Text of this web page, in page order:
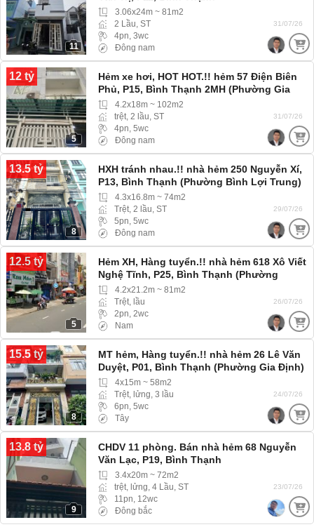
11
3.06x24m ~ 81m2
2 Lầu, ST
4pn, 3wc
Đông nam
31/07/26
12 tỷ
5
Hẻm xe hơi, HOT HOT.!! hẻm 57 Điện Biên
Phủ, P15, Bình Thạnh 2MH (Phường Gia
Định) hẻm rộng xe hơi 4 chỗ vào tới nhà
4.2x18m ~ 102m2
trệt, 2 lầu, ST
4pn, 5wc
Đông nam
31/07/26
13.5 tỷ
8
HXH tránh nhau.!! nhà hẻm 250 Nguyễn Xí,
P13, Bình Thạnh (Phường Bình Lợi Trung)
Xe Hơi tới tận nơi
4.3x16.8m ~ 74m2
Trệt, 2 lầu, ST
5pn, 5wc
Đông nam
29/07/26
12.5 tỷ
5
Hẻm XH, Hàng tuyển.!! nhà hẻm 618 Xô Viết
Nghệ Tĩnh, P25, Bình Thạnh (Phường
Thạnh Mỹ Tây) hẻm rộng xe hơi 4 chỗ vào
tới nhà
4.2x21.2m ~ 81m2
Trệt, lầu
2pn, 2wc
Nam
26/07/26
15.5 tỷ
8
MT hẻm, Hàng tuyển.!! nhà hẻm 26 Lê Văn
Duyệt, P01, Bình Thạnh (Phường Gia Định)
4x15m ~ 58m2
Trệt, lửng, 3 lầu
6pn, 5wc
Tây
24/07/26
13.8 tỷ
9
CHDV 11 phòng. Bán nhà hẻm 68 Nguyễn
Văn Lạc, P19, Bình Thạnh
3.4x20m ~ 72m2
trệt, lửng, 4 Lầu, ST
11pn, 12wc
Đông bắc
23/07/26